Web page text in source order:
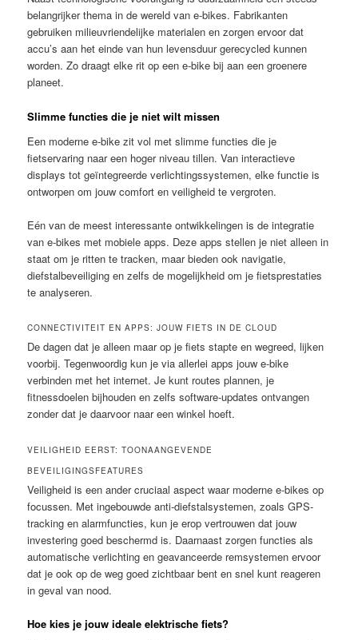
belangrijker thema in de wereld van e-bikes. Fabrikanten
gebruiken milieuvriendelijke materialen en zorgen ervoor dat
accu’s aan het einde van hun levensduur gerecycled kunnen
worden. Zo draagt elke rit op een e-bike bij aan een groenere
planeet.
Slimme functies die je niet wilt missen
Een moderne e-bike zit vol met slimme functies die je
fietservaring naar een hoger niveau tillen. Van interactieve
displays tot geïntegreerde verlichtingssystemen, elke functie is
ontworpen om jouw comfort en veiligheid te vergroten.
Eén van de meest interessante ontwikkelingen is de integratie
van e-bikes met mobiele apps. Deze apps stellen je niet alleen in
staat om je ritten te tracken, maar bieden ook navigatie,
diefstalbeveiliging en zelfs de mogelijkheid om je fietsprestaties
te analyseren.
CONNECTIVITEIT EN APPS: JOUW FIETS IN DE CLOUD
De dagen dat je alleen maar op je fiets stapte en wegreed, lijken
voorbij. Tegenwoordig kun je via allerlei apps jouw e-bike
verbinden met het internet. Je kunt routes plannen, je
fitnessdoelen bijhouden en zelfs software-updates ontvangen
zonder dat je daarvoor naar een winkel hoeft.
VEILIGHEID EERST: TOONAANGEVENDE
BEVEILIGINGSFEATURES
Veiligheid is een ander cruciaal aspect waar moderne e-bikes op
focussen. Met ingebouwde anti-diefstalsystemen, zoals GPS-
tracking en alarmfuncties, kun je erop vertrouwen dat jouw
investering goed beschermd is. Daarnaast zorgen functies als
automatische verlichting en geavanceerde remsystemen ervoor
dat je ook op de weg goed zichtbaar bent en snel kunt reageren
in geval van nood.
Hoe kies je jouw ideale elektrische fiets?